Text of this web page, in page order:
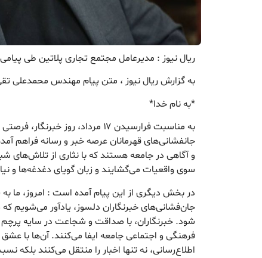
ریال نیوز : مدیرعامل مجتمع تجاری پلاتین طی
به گزارش ریال نیوز ، متن پیام مهندس محمدعلی
*به نام خدا*
به مناسبت فرارسیدن ۱۷ مرداد، روز
جانفشانی‌های قهرمانان عرصه خبر و رسانه فراهم
و آگاهی در جامعه هستند که با نثاری از تلاش‌های
سوی واقعیات می‌گشایند و زبان گویای دغدغه‌ها و
در بخش دیگری از این پیام آمده است : امروز، ما
جان‌فشانی‌های خبرنگاران دلسوز، یادآور
شود. خبرنگاران، با صداقت و شجاعت در سایه
فرهنگی و اجتماعی جامعه ایفا می‌کنند. آن‌ها با
اطلاع‌رسانی، نه تنها اخبار را منتقل می‌کنند بلکه